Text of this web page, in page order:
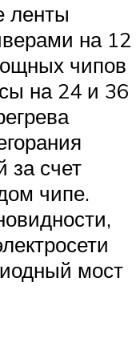
ленты
на 12
чипов
на 24 и 36
за счет
чипе.
мост